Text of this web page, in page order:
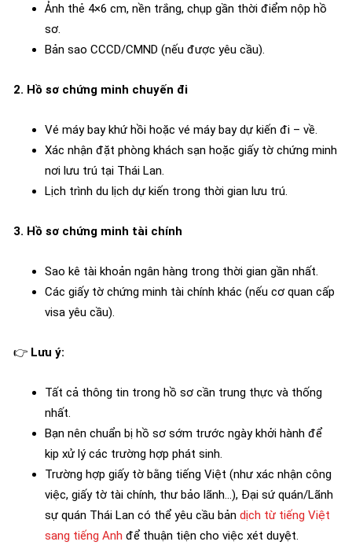
Ảnh thẻ 4×6 cm, nền trắng, chụp gần thời điểm nộp hồ
sơ.
Bản sao CCCD/CMND (nếu được yêu cầu).
2. Hồ sơ chứng minh chuyến đi
Vé máy bay khứ hồi hoặc vé máy bay dự kiến đi – về.
Xác nhận đặt phòng khách sạn hoặc giấy tờ chứng minh
nơi lưu trú tại Thái Lan.
Lịch trình du lịch dự kiến trong thời gian lưu trú.
3. Hồ sơ chứng minh tài chính
Sao kê tài khoản ngân hàng trong thời gian gần nhất.
Các giấy tờ chứng minh tài chính khác (nếu cơ quan cấp
visa yêu cầu).
👉 Lưu ý:
Tất cả thông tin trong hồ sơ cần trung thực và thống
nhất.
Bạn nên chuẩn bị hồ sơ sớm trước ngày khởi hành để
kịp xử lý các trường hợp phát sinh.
Trường hợp giấy tờ bằng tiếng Việt (như xác nhận công
việc, giấy tờ tài chính, thư bảo lãnh…), Đại sứ quán/Lãnh
sự quán Thái Lan có thể yêu cầu bản dịch từ tiếng Việt
sang tiếng Anh để thuận tiện cho việc xét duyệt.